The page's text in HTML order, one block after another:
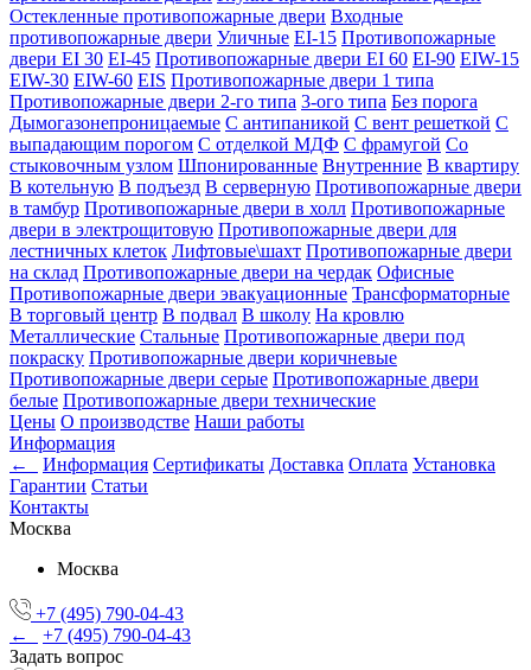
Остекленные противопожарные двери Входные
противопожарные двери Уличные EI-15 Противопожарные
двери EI 30 EI-45 Противопожарные двери EI 60 EI-90 EIW-15
EIW-30 EIW-60 EIS Противопожарные двери 1 типа
Противопожарные двери 2-го типа 3-ого типа Без порога
Дымогазонепроницаемые С антипаникой С вент решеткой С
выпадающим порогом С отделкой МДФ С фрамугой Со
стыковочным узлом Шпонированные Внутренние В квартиру
В котельную В подъезд В серверную Противопожарные двери
в тамбур Противопожарные двери в холл Противопожарные
двери в электрощитовую Противопожарные двери для
лестничных клеток Лифтовые\шахт Противопожарные двери
на склад Противопожарные двери на чердак Офисные
Противопожарные двери эвакуационные Трансформаторные
В торговый центр В подвал В школу На кровлю
Металлические Стальные Противопожарные двери под
покраску Противопожарные двери коричневые
Противопожарные двери серые Противопожарные двери
белые Противопожарные двери технические
Цены О производстве Наши работы
Информация
←
Информация Сертификаты Доставка Оплата Установка
Гарантии Статьи
Контакты
Москва
Москва
+7 (495) 790-04-43
←
+7 (495) 790-04-43
Задать вопрос